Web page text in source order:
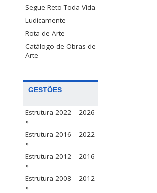
Segue Reto Toda Vida
Ludicamente
Rota de Arte
Catálogo de Obras de
Arte
GESTÕES
Estrutura 2022 – 2026
»
Estrutura 2016 – 2022
»
Estrutura 2012 – 2016
»
Estrutura 2008 – 2012
»